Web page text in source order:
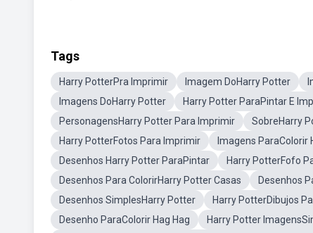
Tags
Harry PotterPra Imprimir Imagem DoHarry Potter
Imagens DoHarry Potter
Harry Potter ParaPintar E
PersonagensHarry Potter Para Imprimir
SobreHarry
Harry PotterFotos Para Imprimir
Imagens ParaColorir
Desenhos Harry Potter ParaPintar
Harry PotterFofo
Desenhos Para ColorirHarry Potter Casas
Desenhos
Desenhos SimplesHarry Potter
Harry PotterDibujos
Desenho ParaColorir Hag Hag
Harry Potter